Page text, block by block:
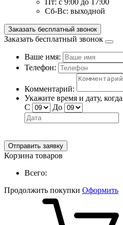
Пт: с 9:00 до 17:00
Сб-Вс: выходной
Заказать бесплатный звонок
Заказать бесплатный звонок
Ваше имя:
Телефон:
Комментарий:
Укажите время и дату,
С
До
Отправить заявку
Корзина товаров
Всего:
Продолжить покупки Оформить